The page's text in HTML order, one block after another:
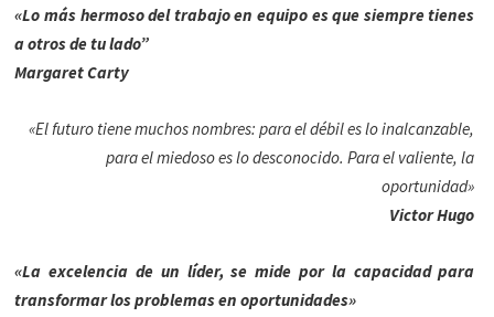
«Lo más hermoso del trabajo en equipo es que siempre tienes
a otros de tu lado”
Margaret Carty
«El futuro tiene muchos nombres: para el débil es lo inalcanzable,
para el miedoso es lo desconocido. Para el valiente, la
oportunidad»
Victor Hugo
«La excelencia de un líder, se mide por la capacidad para
transformar los problemas en oportunidades»